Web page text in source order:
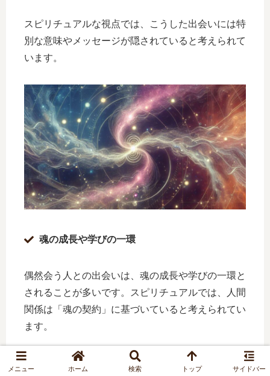
スピリチュアルな視点では、こうした出会いには特
別な意味やメッセージが隠されていると考えられて
います。
魂の成長や学びの一環
偶然会う人との出会いは、魂の成長や学びの一環と
されることが多いです。スピリチュアルでは、人間
関係は「魂の契約」に基づいていると考えられてい
ます。
この契約とは、生まれる前にお互いの魂が決めた約
メニュー ホーム 検索 トップ サイドバー